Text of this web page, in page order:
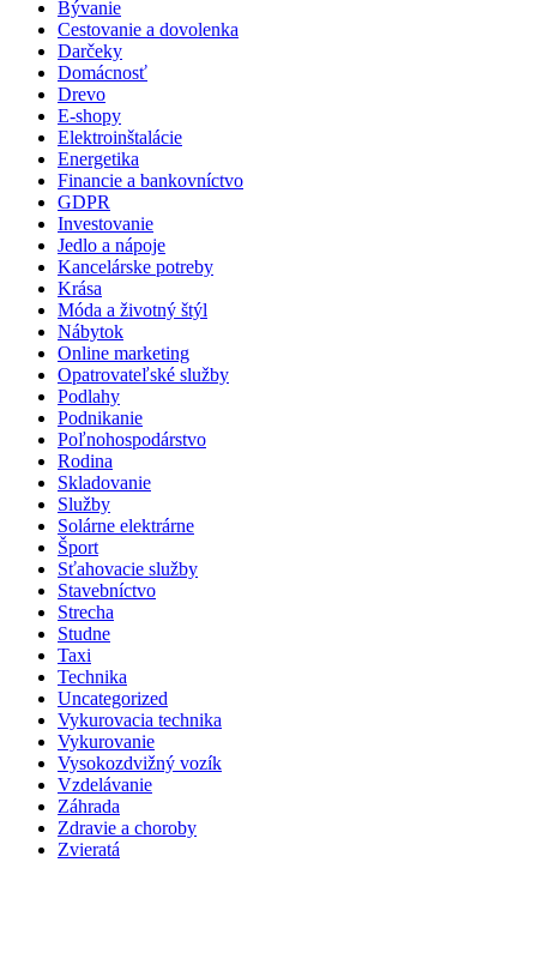
Bývanie
Cestovanie a dovolenka
Darčeky
Domácnosť
Drevo
E-shopy
Elektroinštalácie
Energetika
Financie a bankovníctvo
GDPR
Investovanie
Jedlo a nápoje
Kancelárske potreby
Krása
Móda a životný štýl
Nábytok
Online marketing
Opatrovateľské služby
Podlahy
Podnikanie
Poľnohospodárstvo
Rodina
Skladovanie
Služby
Solárne elektrárne
Šport
Sťahovacie služby
Stavebníctvo
Strecha
Studne
Taxi
Technika
Uncategorized
Vykurovacia technika
Vykurovanie
Vysokozdvižný vozík
Vzdelávanie
Záhrada
Zdravie a choroby
Zvieratá